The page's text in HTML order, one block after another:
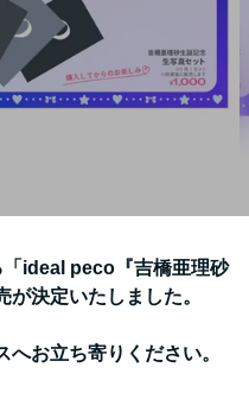
ideal peco『吉橋亜理砂
決定いたしました。
お立ち寄りください。